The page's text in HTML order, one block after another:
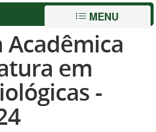
MENU
Acadêmica
em
-